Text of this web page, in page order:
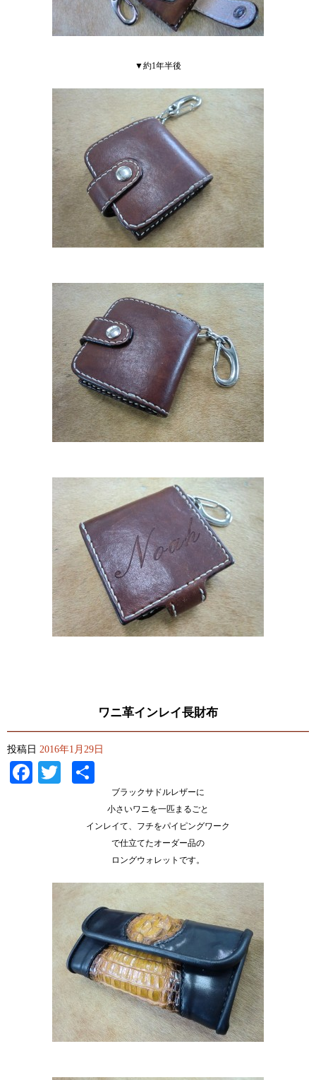
▼約1年半後
ワニ革インレイ長財布
投稿日 2016年1月29日
Facebook
Twitter
有ブラックサドルレザーに
小さいワニを一匹まるごと
インレイて、フチをパイピングワーク
で仕立てたオーダー品の
ロングウォレットです。